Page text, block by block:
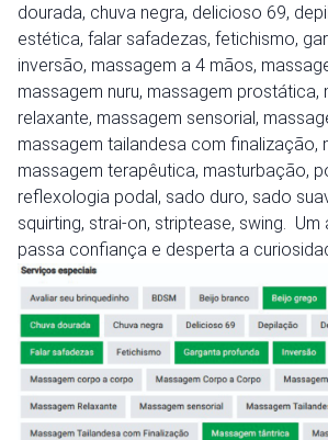
dourada, chuva negra, delicioso 69,
estética, falar safadezas, fetichismo,
inversão, massagem a 4 mãos,
massagem nuru, massagem prostática,
relaxante, massagem sensorial,
massagem tailandesa com finalização,
massagem terapêutica, masturbação,
reflexologia podal, sado duro, sado
squirting, strai-on, striptease, swing.
passa confiança e desperta a